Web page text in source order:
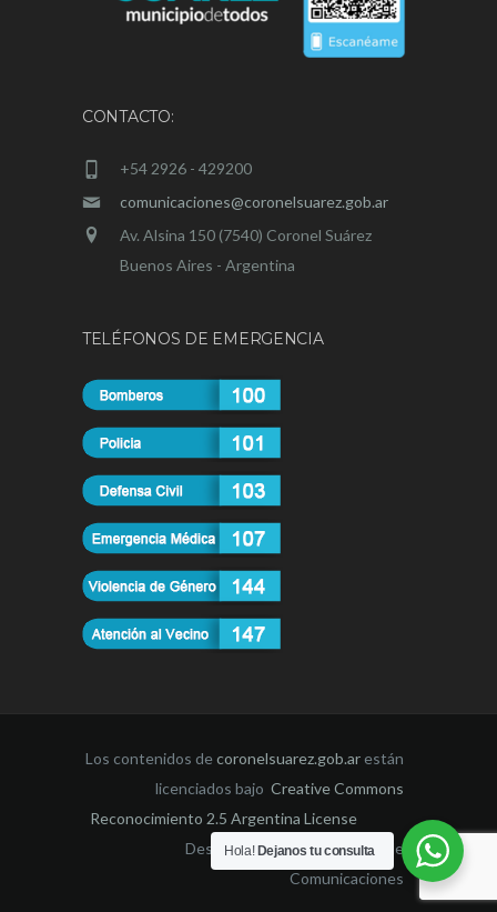
CONTACTO:
+54 2926 - 429200
comunicaciones@coronelsuarez.gob.ar
Av. Alsina 150 (7540) Coronel Suárez
Buenos Aires - Argentina
TELÉFONOS DE EMERGENCIA
Los contenidos decoronelsuarez.gob.ar están
licenciados bajo Creative Commons
Reconocimiento 2.5 Argentina License
Desarrollado por la Dirección de
Comunicaciones
Hola! Dejanos tu consulta